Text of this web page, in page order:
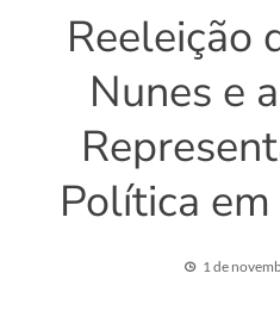
Reeleição
Nunes e
Política
1 de